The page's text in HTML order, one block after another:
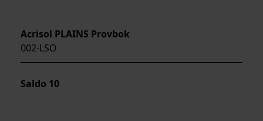
Acrisol PLAINS Provbok
002-LSO
Saldo 10